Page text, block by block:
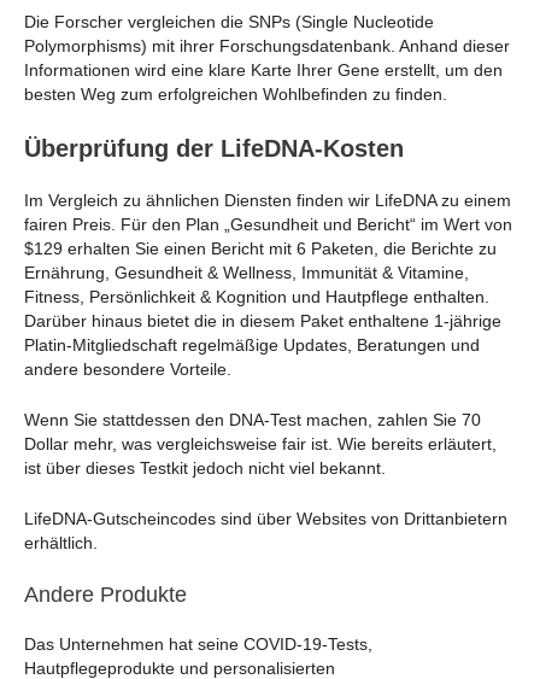
Die Forscher vergleichen die SNPs (Single Nucleotide
Polymorphisms) mit ihrer Forschungsdatenbank. Anhand dieser
Informationen wird eine klare Karte Ihrer Gene erstellt, um den
besten Weg zum erfolgreichen Wohlbefinden zu finden.
Überprüfung der LifeDNA-Kosten
Im Vergleich zu ähnlichen Diensten finden wir LifeDNA zu einem
fairen Preis. Für den Plan „Gesundheit und Bericht“ im Wert von
$129 erhalten Sie einen Bericht mit 6 Paketen, die Berichte zu
Ernährung, Gesundheit & Wellness, Immunität & Vitamine,
Fitness, Persönlichkeit & Kognition und Hautpflege enthalten.
Darüber hinaus bietet die in diesem Paket enthaltene 1-jährige
Platin-Mitgliedschaft regelmäßige Updates, Beratungen und
andere besondere Vorteile.
Wenn Sie stattdessen den DNA-Test machen, zahlen Sie 70
Dollar mehr, was vergleichsweise fair ist. Wie bereits erläutert,
ist über dieses Testkit jedoch nicht viel bekannt.
LifeDNA-Gutscheincodes sind über Websites von Drittanbietern
erhältlich.
Andere Produkte
Das Unternehmen hat seine COVID-19-Tests,
Hautpflegeprodukte und personalisierten